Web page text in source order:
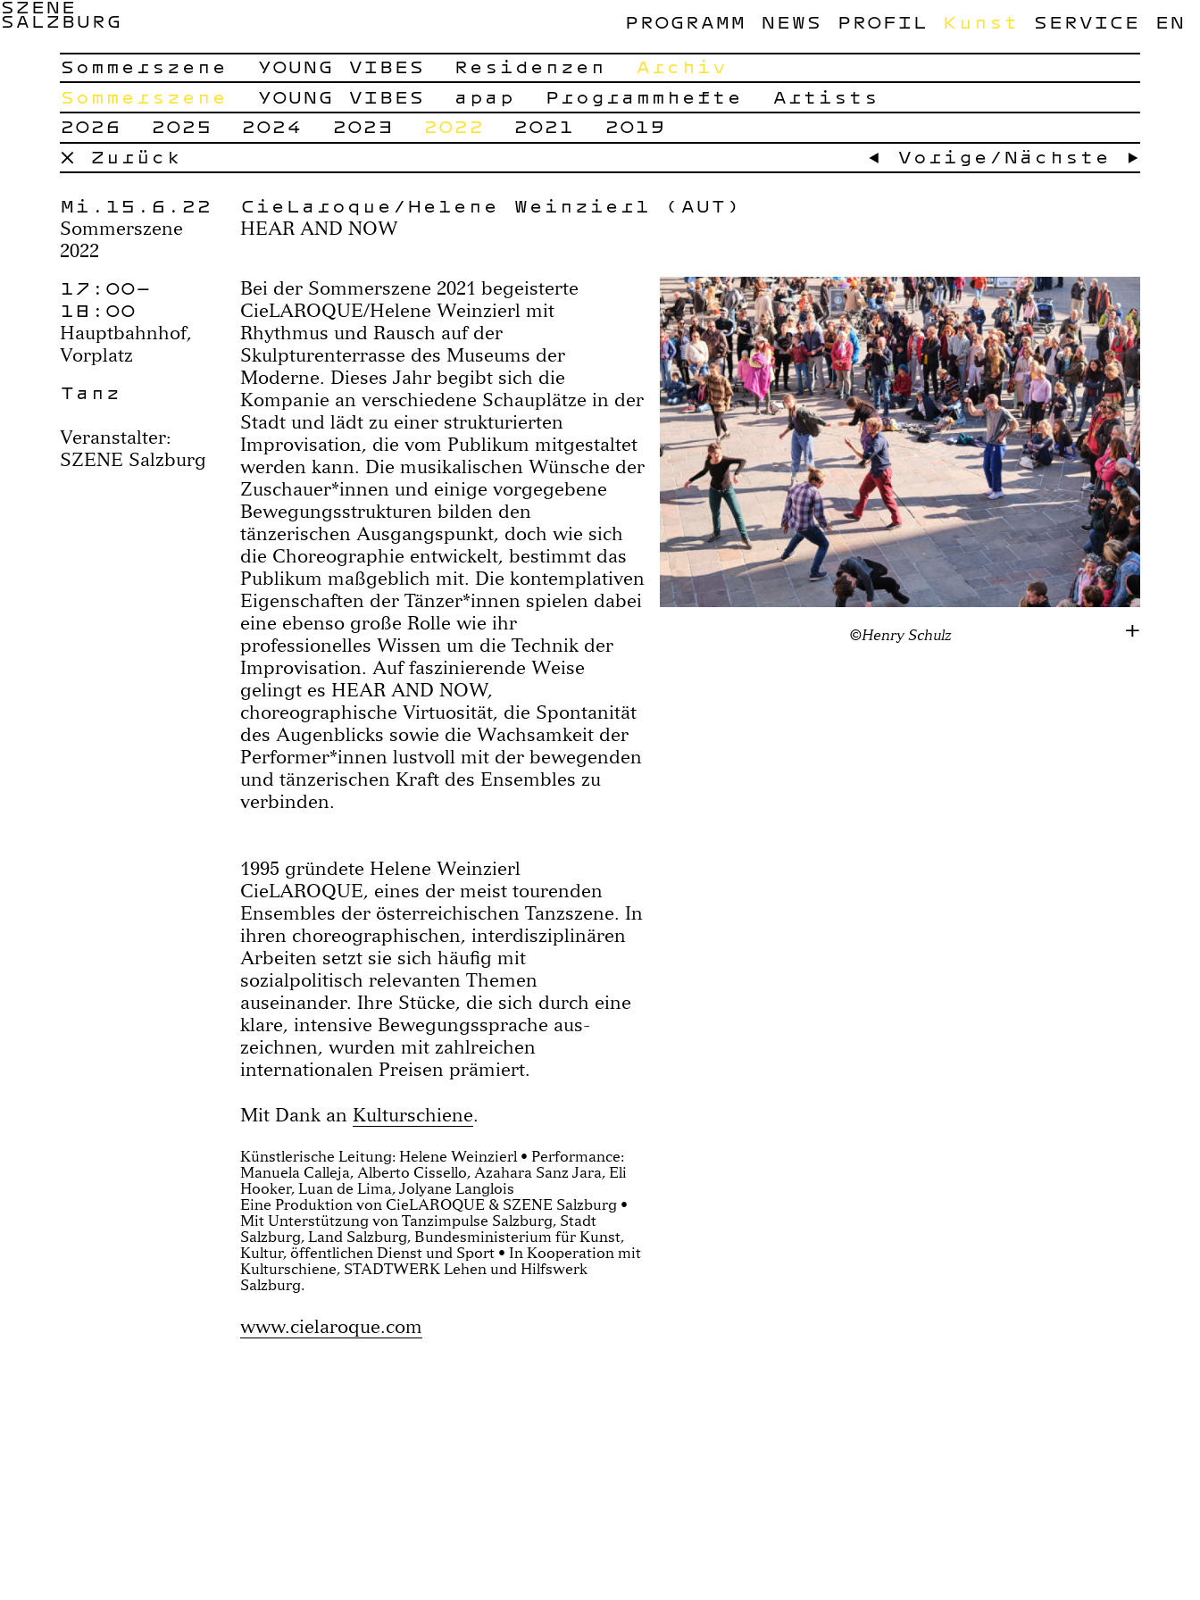
SZENE
SALZBURG PROGRAMM NEWS PROFIL
Kunst
Sommerszene
YOUNG VIBES Residenzen
Archiv
Sommerszene
2026
2025 2024 2023 2022 2021 2019
YOUNG VIBES apap Programmhefte Artists
SERVICE EN
× Zurück ← Vorige / Nächste →
Mi.15.6.22
Sommerszene
2022
CieLaroque/Helene Weinzierl (AUT)
HEAR AND NOW
17:00–
18:00
Hauptbahnhof,
Vorplatz
Tanz
Veranstalter:
SZENE Salzburg
©Henry Schulz
Bei der Sommerszene 2021 begeisterte
CieLAROQUE/Helene Weinzierl mit
Rhythmus und Rausch auf der
Skulpturenterrasse des Museums der
Moderne. Dieses Jahr begibt sich die
Kompanie an verschiedene Schauplätze in der
Stadt und lädt zu einer strukturierten
Improvisation, die vom Publikum mitgestaltet
werden kann. Die musikalischen Wünsche der
Zuschauer*innen und einige vorgegebene
Bewegungsstrukturen bilden den
tänzerischen Ausgangspunkt, doch wie sich
die Choreographie entwickelt, bestimmt das
Publikum maßgeblich mit. Die kontemplativen
Eigenschaften der Tänzer*innen spielen dabei
eine ebenso große Rolle wie ihr
professionelles Wissen um die Technik der
Improvisation. Auf faszinierende Weise
gelingt es HEAR AND NOW,
choreographische Virtuosität, die Spontanität
des Augenblicks sowie die Wachsamkeit der
Performer*innen lustvoll mit der bewegenden
und tänzerischen Kraft des Ensembles zu
verbinden.
1995 gründete Helene Weinzierl
CieLAROQUE, eines der meist tourenden
Ensembles der österreichischen Tanzszene. In
ihren choreographischen, interdisziplinären
Arbeiten setzt sie sich häufig mit
sozialpolitisch relevanten Themen
auseinander. Ihre Stücke, die sich durch eine
klare, intensive Bewegungssprache aus-
zeichnen, wurden mit zahlreichen
internationalen Preisen prämiert.
Mit Dank an Kulturschiene.
Künstlerische Leitung: Helene Weinzierl • Performance:
Manuela Calleja, Alberto Cissello, Azahara Sanz Jara, Eli
Hooker, Luan de Lima, Jolyane Langlois
Eine Produktion von CieLAROQUE & SZENE Salzburg •
Mit Unterstützung von Tanzimpulse Salzburg, Stadt
Salzburg, Land Salzburg, Bundesministerium für Kunst,
Kultur, öffentlichen Dienst und Sport • In Kooperation mit
Kulturschiene, STADTWERK Lehen und Hilfswerk
Salzburg.
www.cielaroque.com